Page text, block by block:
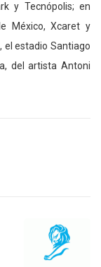
y Tecnópolis; en
México, Xcaret y
el estadio Santiago
del artista Antoni